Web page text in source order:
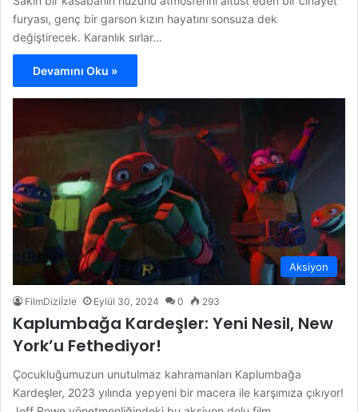
furyası, genç bir garson kızın hayatını sonsuza dek
değiştirecek. Karanlık sırlar…
Devamını Oku »
Aksiyon
FilmDiziİzle Eylül 30, 2024 0 293
Kaplumbağa Kardeşler: Yeni Nesil, New
York’u Fethediyor!
Çocukluğumuzun unutulmaz kahramanları Kaplumbağa
Kardeşler, 2023 yılında yepyeni bir macera ile karşımıza çıkıyor!